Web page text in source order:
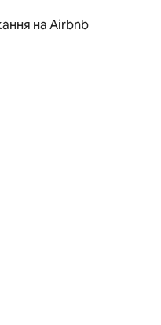
на Airbnb